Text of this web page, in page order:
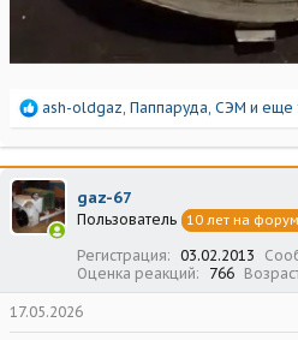
Р
а
к
ц
и
и
ash-oldgaz Паппаруда СЭМ и еще
gaz-67
Пользователь 10 лет на
Регистрация 03.02.2013
Оценка реакций
766
17.05.2026